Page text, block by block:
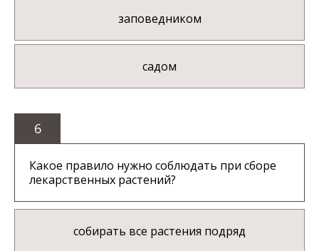
заповедником
садом
6
Какое правило нужно соблюдать при сборе
лекарственных растений?
собирать все растения подряд